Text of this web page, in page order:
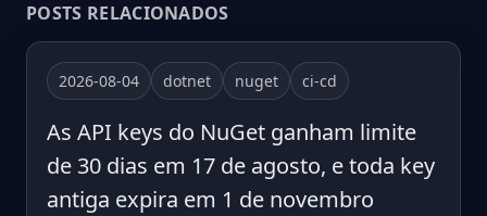
POSTS RELACIONADOS
2026-08-04 dotnet nuget ci-cd
As API keys do NuGet ganham limite
de 30 dias em 17 de agosto, e toda key
antiga expira em 1 de novembro